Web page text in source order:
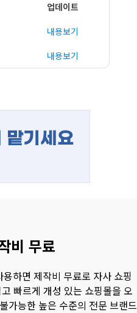
업데이트
내용보기
내용보기
비 무료
하면 제작비 무료로 자사 쇼핑
빠르게 개성 있는 쇼핑몰을 오
가능한 높은 수준의 전문 브랜드